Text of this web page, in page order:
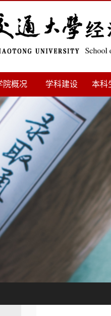
院概况 学科建设 本科